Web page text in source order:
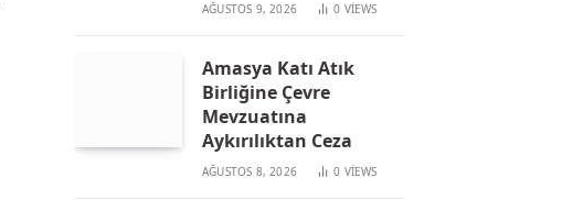
AĞUSTOS 9, 2026 0 VIEWS
Amasya Katı Atık
Birliğine Çevre
Mevzuatına
Aykırılıktan Ceza
AĞUSTOS 8, 2026 0 VIEWS